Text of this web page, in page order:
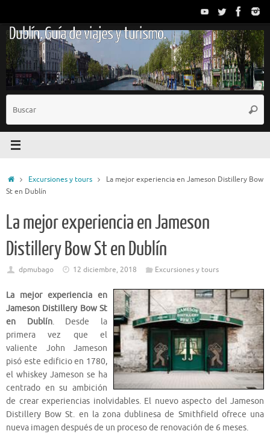
contenido
Dublín. Guía de viajes y turismo.
InicioExcursiones y tours
La mejor experiencia en Jameson Distillery Bow
St en Dublín
La mejor experiencia en Jameson
Distillery Bow St en Dublín
dpmubago 12 diciembre, 2018 Excursiones y tours
La mejor experiencia en
Jameson Distillery Bow St
en Dublín. Desde la
primera vez que el
valiente John Jameson
pisó este edificio en 1780,
el whiskey Jameson se ha
centrado en su ambición
de crear experiencias inolvidables. El nuevo aspecto del Jameson
Distillery Bow St. en la zona dublinesa de Smithfield ofrece una
nueva imagen después de un proceso de renovación de 6 meses.